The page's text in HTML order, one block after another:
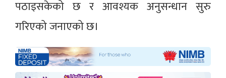
पठाइसकेको छ र आवश्यक अनुसन्धान सुरु
गरिएको जनाएको छ।